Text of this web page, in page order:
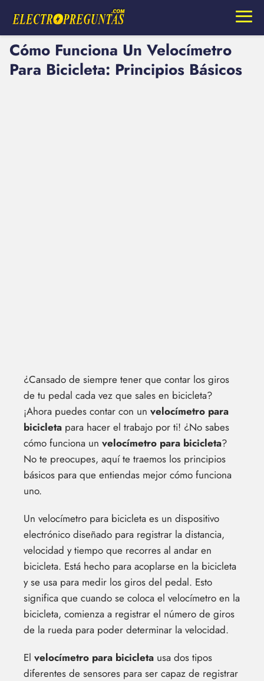
Cómo Funciona Un Velocímetro
Para Bicicleta: Principios Básicos
¿Cansado de siempre tener que contar los giros
de tu pedal cada vez que sales en bicicleta?
¡Ahora puedes contar con un velocímetro para
bicicleta para hacer el trabajo por ti! ¿No sabes
cómo funciona un velocímetro para bicicleta?
No te preocupes, aquí te traemos los principios
básicos para que entiendas mejor cómo funciona
uno.
Un velocímetro para bicicleta es un dispositivo
electrónico diseñado para registrar la distancia,
velocidad y tiempo que recorres al andar en
bicicleta. Está hecho para acoplarse en la bicicleta
y se usa para medir los giros del pedal. Esto
significa que cuando se coloca el velocímetro en la
bicicleta, comienza a registrar el número de giros
de la rueda para poder determinar la velocidad.
El velocímetro para bicicleta usa dos tipos
diferentes de sensores para ser capaz de registrar